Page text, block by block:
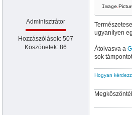
Adminisztrátor
Hozzászólások: 507
Köszönetek: 86
Image
ugyanílyen
Átolvasva a
sok
Hogyan